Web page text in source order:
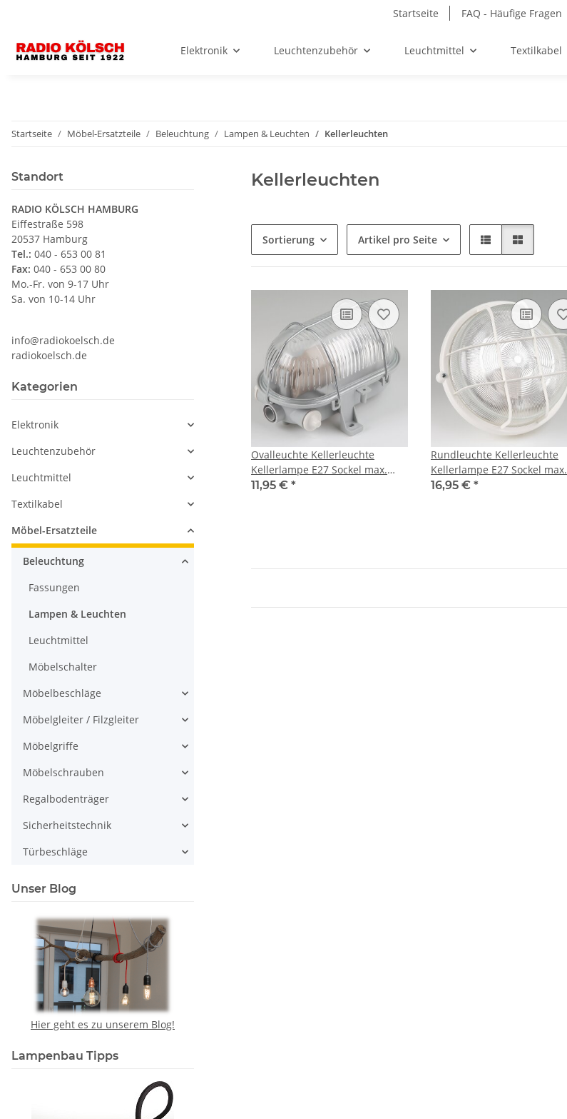
Startseite FAQ - Häufige Fragen
Elektronik Leuchtenzubehör Leuchtmittel Textilkabel
Startseite Möbel-Ersatzteile Beleuchtung Lampen & Leuchten Kellerleuchten
Kellerleuchten
Sortierung Artikel pro Seite
Ovalleuchte Kellerleuchte
Kellerlampe E27 Sockel max.
60W IP44
11,95 € *
Rundleuchte Kellerleuchte
Kellerlampe E27 Sockel max.
100W IP44
16,95 € *
Standort
RADIO KÖLSCH HAMBURG
Eiffestraße 598
20537 Hamburg
Tel.: 040 - 653 00 81
Fax: 040 - 653 00 80
Mo.-Fr. von 9-17 Uhr
Sa. von 10-14 Uhr
info@radiokoelsch.de
radiokoelsch.de
Kategorien
Elektronik
Leuchtenzubehör
Leuchtmittel
Textilkabel
Möbel-Ersatzteile
Beleuchtung
Fassungen
Lampen & Leuchten
Leuchtmittel
Möbelschalter
Möbelbeschläge
Möbelgleiter / Filzgleiter
Möbelgriffe
Möbelschrauben
Regalbodenträger
Sicherheitstechnik
Türbeschläge
Unser Blog
Hier geht es zu unserem Blog!
Lampenbau Tipps